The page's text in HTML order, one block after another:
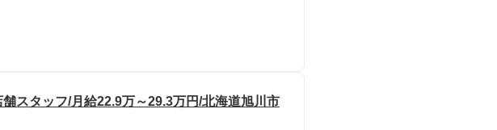
スタッフ/月給22.9万～29.3万円/北海道旭川市